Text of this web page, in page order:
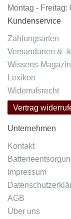
Montag - Freitag:
Kundenservice
Zahlungsarten
Versandarten & -
Wissens-Magazin
Lexikon
Widerrufsrecht
Vertrag
Unternehmen
Kontakt
Impressum
AGB
Über uns